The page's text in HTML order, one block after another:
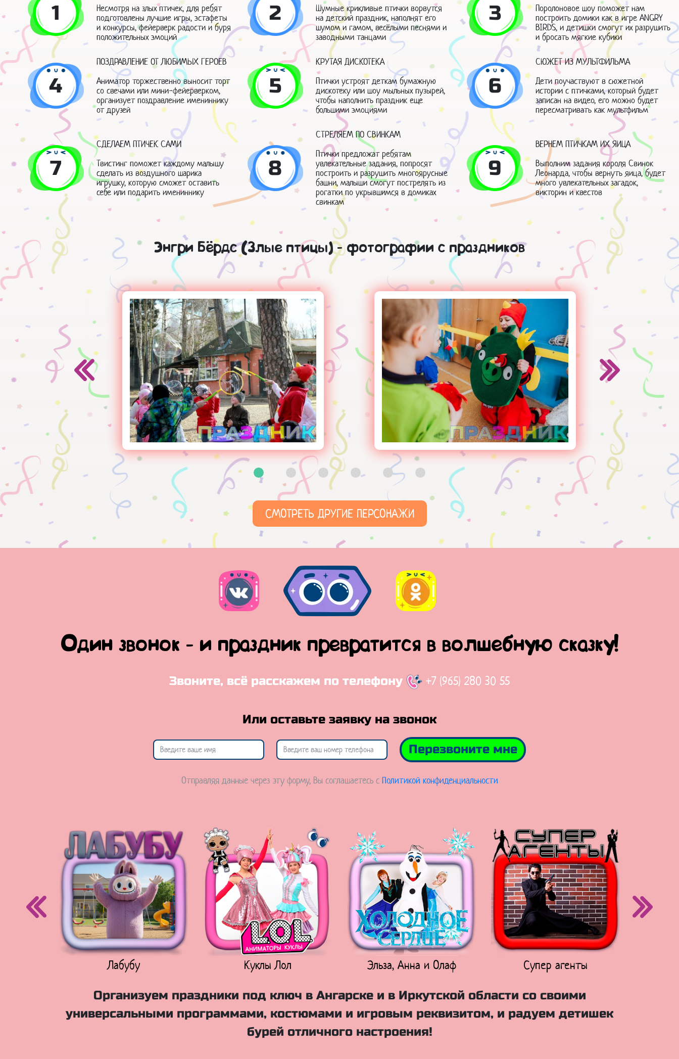
1
Несмотря на злых птичек, для ребят
подготовлены лучшие игры, эстафеты
и конкурсы, фейерверк радости и буря
положительных эмоций
2
Шумные крикливые птички ворвутся
на детский праздник, наполнят его
шумом и гамом, весёлыми песнями и
заводными танцами
3
Поролоновое шоу поможет нам
построить домики как в игре ANGRY
BIRDS, и детишки смогут их разрушить
и бросать мягкие кубики
4
ПОЗДРАВЛЕНИЕ ОТ ЛЮБИМЫХ ГЕРОЕВ
Аниматор торжественно выносит торт
со свечами или мини-фейерверком,
организует поздравление имениннику
от друзей
5
КРУТАЯ ДИСКОТЕКА
Птички устроят деткам бумажную
дискотеку или шоу мыльных пузырей,
чтобы наполнить праздник еще
большими эмоциями
6
СЮЖЕТ ИЗ МУЛЬТФИЛЬМА
Дети поучаствуют в сюжетной
истории с птичками, который будет
записан на видео, его можно будет
пересматривать как мультфильм
7
СДЕЛАЕМ ПТИЧЕК САМИ
Твистинг поможет каждому малышу
сделать из воздушного шарика
игрушку, которую сможет оставить
себе или подарить имениннику
8
СТРЕЛЯЕМ ПО СВИНКАМ
Птички предложат ребятам
увлекательные задания, попросят
построить и разрушить многоярусные
башни, малыши смогут пострелять из
рогатки по укрывшимся в домиках
свинкам
9
ВЕРНЕМ ПТИЧКАМ ИХ ЯИЦА
Выполним задания короля Свинок
Леонарда, чтобы вернуть яица, будет
много увлекательных загадок,
викторин и квестов
Энгри Бёрдс (Злые птицы) - фотографии с праздников
СМОТРЕТЬ ДРУГИЕ ПЕРСОНАЖИ
Один звонок - и праздник превратится в волшебную сказку!
Звоните, всё расскажем по телефону +7 (965) 280 30 55
Или оставьте заявку на звонок
Перезвоните мне
Отправляя данные через эту форму, Вы соглашаетесь с Политикой конфиденциальности
Лабубу Куклы Лол Эльза, Анна и Олаф Супер агенты
Организуем праздники под ключ в Ангарске и в Иркутской области со своими
универсальными программами, костюмами и игровым реквизитом, и радуем детишек
бурей отличного настроения!